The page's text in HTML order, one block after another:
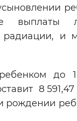
выплаты
радиации, и
до
8 591,47
рождении